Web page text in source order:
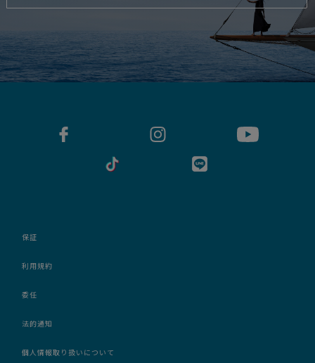
保証
利用規約
委任
法的通知
個人情報取り扱いについて